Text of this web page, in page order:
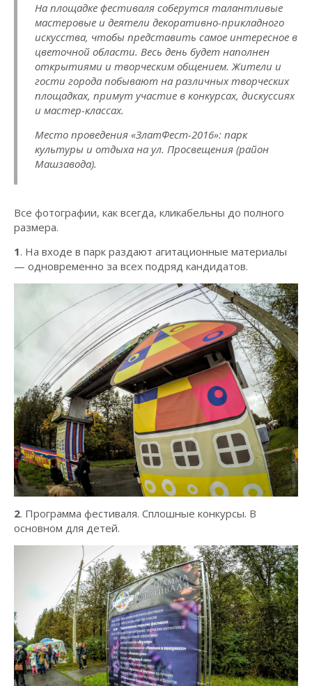
На площадке фестиваля соберутся талантливые
мастеровые и деятели декоративно-прикладного
искусства, чтобы представить самое интересное в
цветочной области. Весь день будет наполнен
открытиями и творческим общением. Жители и
гости города побывают на различных творческих
площадках, примут участие в конкурсах, дискуссиях
и мастер-классах.
Место проведения «ЗлатФест-2016»: парк
культуры и отдыха на ул. Просвещения (район
Машзавода).
Все фотографии, как всегда, кликабельны до полного
размера.
1. На входе в парк раздают агитационные материалы
— одновременно за всех подряд кандидатов.
2. Программа фестиваля. Сплошные конкурсы. В
основном для детей.